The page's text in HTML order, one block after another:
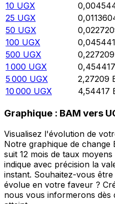
10 UGX
25 UGX
50 UGX
100 UGX
500 UGX 0,227209
1 000 UGX 0,454417
5 000 UGX 2,27209
10 000 UGX 4,54417
Graphique : BAM vers
Visualisez l'évolution de
Notre graphique de change
suit 12 mois de taux
indique avec précision la
instant. Souhaitez-vous
évolue en votre faveur ?
nous vous informerons dès